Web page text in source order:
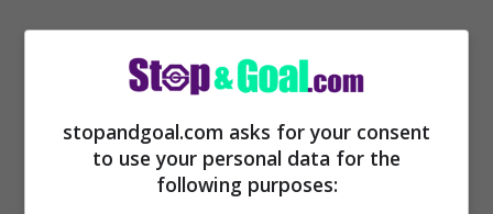
Lo status diVincenzoMontellasta
diventando sempre più importante. Con la
Turchia sta facendo benissimo, sta
portando ottimi risultati e quindi il suo
stopandgoal.com asks for your consent
to use your personal data for the
following purposes: